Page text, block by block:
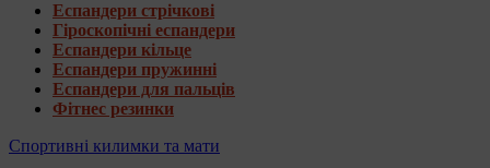
Еспандери стрічкові
Гіроскопічні еспандери
Еспандери кільце
Еспандери пружинні
Еспандери для пальців
Фітнес резинки
Спортивні килимки та мати